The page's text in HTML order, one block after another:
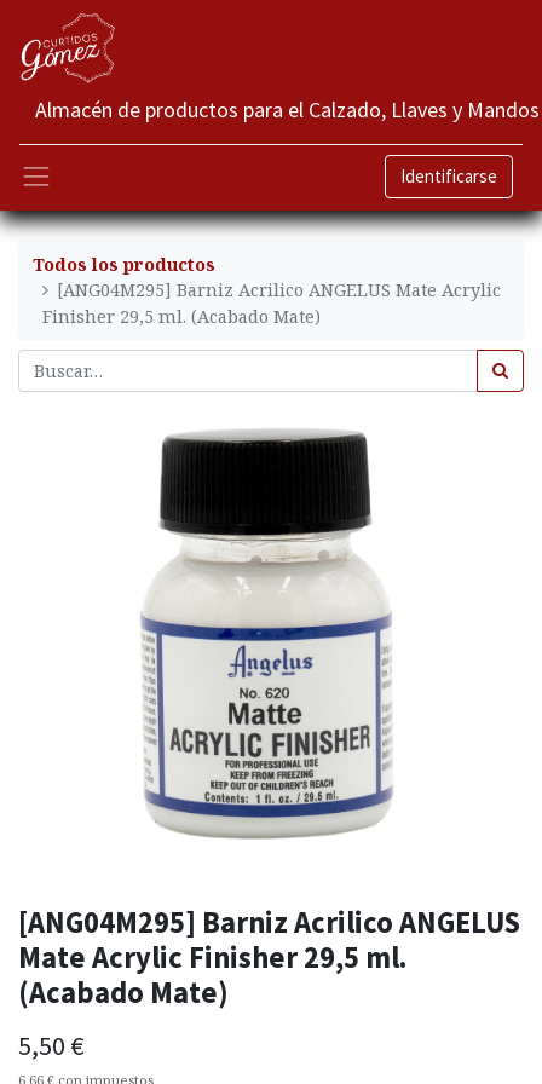
Almacén de productos para el Calzado, Llaves y Mandos
Identificarse
Todos los productos
[ANG04M295] Barniz Acrilico ANGELUS Mate Acrylic
Finisher 29,5 ml. (Acabado Mate)
[ANG04M295] Barniz Acrilico ANGELUS
Mate Acrylic Finisher 29,5 ml.
(Acabado Mate)
5,50 €
6,66 € con impuestos